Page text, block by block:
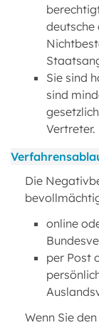
deutsche
Sie sind
sind
Vertreter.
Die
online
per Post
Wenn Sie